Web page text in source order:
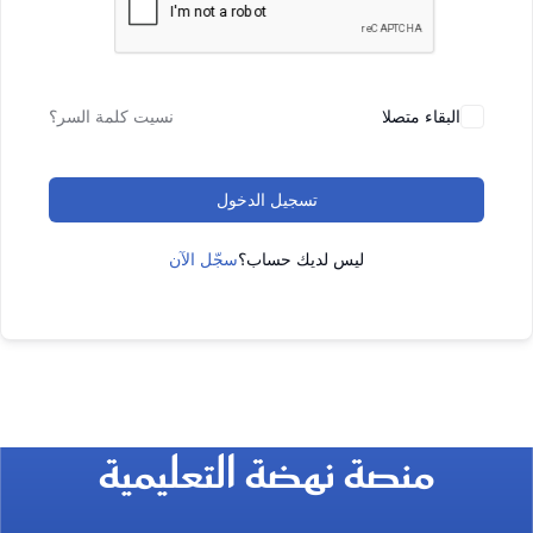
البقاء متصلا نسيت كلمة السر؟
تسجيل الدخول
ليس لديك حساب؟سجّل الآن
منصة نهضة التعليمية